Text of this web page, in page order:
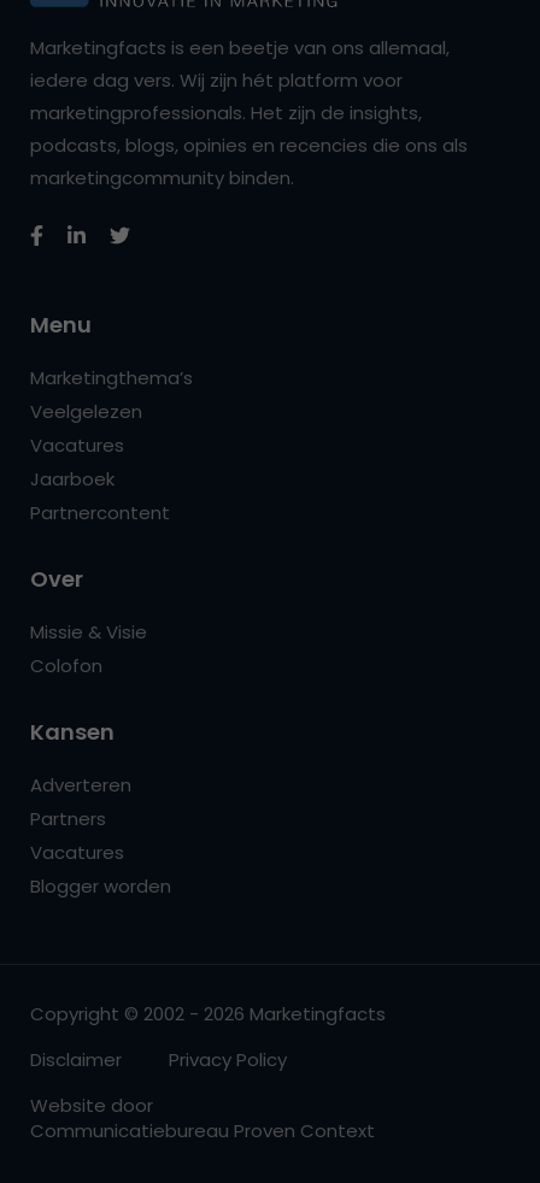
Marketingfacts is een beetje van ons allemaal,
iedere dag vers. Wij zijn hét platform voor
marketingprofessionals. Het zijn de insights,
podcasts, blogs, opinies en recencies die ons als
marketingcommunity binden.
Menu
Marketingthema’s
Veelgelezen
Vacatures
Jaarboek
Partnercontent
Over
Missie & Visie
Colofon
Kansen
Adverteren
Partners
Vacatures
Blogger worden
Copyright © 2002 - 2026 Marketingfacts
Disclaimer
Privacy Policy
Website door
Communicatiebureau Proven Context